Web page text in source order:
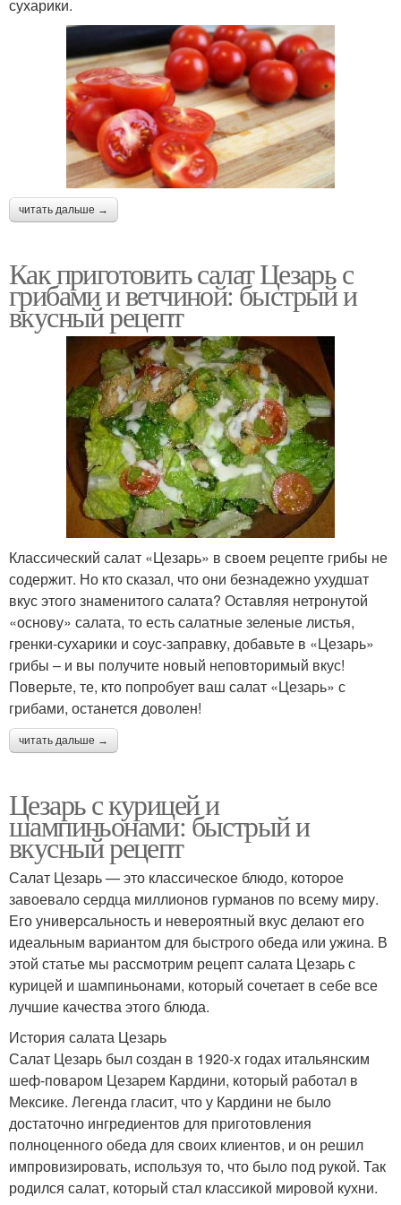
сухарики.
читать дальше →
Как приготовить салат Цезарь с
грибами и ветчиной: быстрый и
вкусный рецепт
Классический салат «Цезарь» в своем рецепте грибы не
содержит. Но кто сказал, что они безнадежно ухудшат
вкус этого знаменитого салата? Оставляя нетронутой
«основу» салата, то есть салатные зеленые листья,
гренки-сухарики и соус-заправку, добавьте в «Цезарь»
грибы – и вы получите новый неповторимый вкус!
Поверьте, те, кто попробует ваш салат «Цезарь» с
грибами, останется доволен!
читать дальше →
Цезарь с курицей и
шампиньонами: быстрый и
вкусный рецепт
Салат Цезарь — это классическое блюдо, которое
завоевало сердца миллионов гурманов по всему миру.
Его универсальность и невероятный вкус делают его
идеальным вариантом для быстрого обеда или ужина. В
этой статье мы рассмотрим рецепт салата Цезарь с
курицей и шампиньонами, который сочетает в себе все
лучшие качества этого блюда.
История салата Цезарь
Салат Цезарь был создан в 1920-х годах итальянским
шеф-поваром Цезарем Кардини, который работал в
Мексике. Легенда гласит, что у Кардини не было
достаточно ингредиентов для приготовления
полноценного обеда для своих клиентов, и он решил
импровизировать, используя то, что было под рукой. Так
родился салат, который стал классикой мировой кухни.